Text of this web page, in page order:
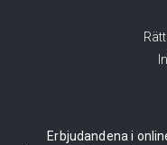
Erbjudandena i